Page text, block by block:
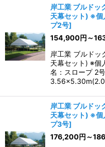
岸工業 ブルドッ
天幕セット) ※個
プ2号]
154,900円 ～
岸工業 ブルドッ
天幕セット) ※個
名：スロープ 2
岸工業 ブルドッ
天幕セット) ※個
プ3号]
176,200円 ～